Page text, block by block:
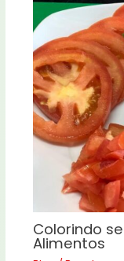
Colorindo
Alimentos